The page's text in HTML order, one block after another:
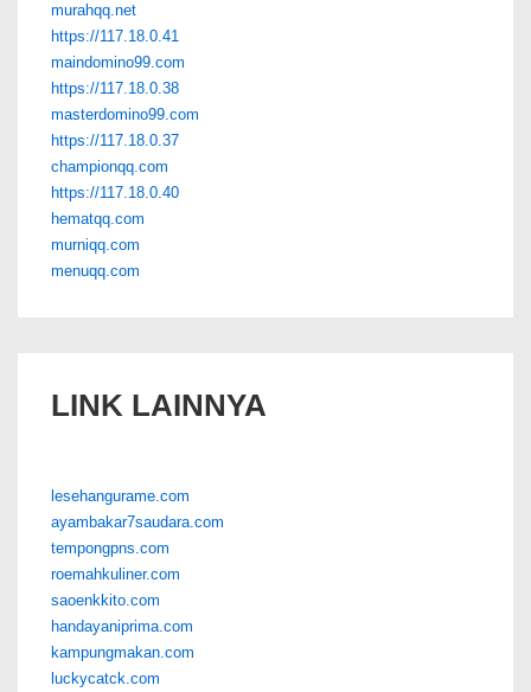
murahqq.net
https://117.18.0.41
maindomino99.com
https://117.18.0.38
masterdomino99.com
https://117.18.0.37
championqq.com
https://117.18.0.40
hematqq.com
murniqq.com
menuqq.com
LINK LAINNYA
lesehangurame.com
ayambakar7saudara.com
tempongpns.com
roemahkuliner.com
saoenkkito.com
handayaniprima.com
kampungmakan.com
luckycatck.com